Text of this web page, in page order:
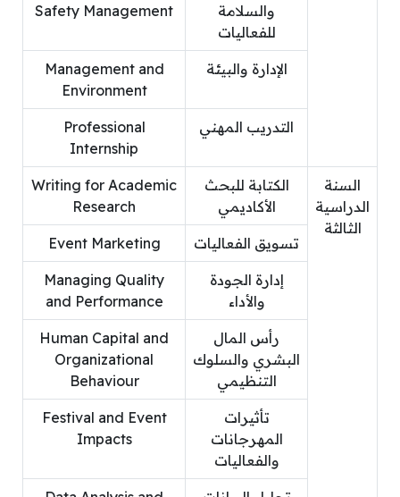
والسلامة
للفعاليات
Safety Management
الإدارة والبيئة
Management and
Environment
التدريب المهني
Professional
Internship
السنة
الدراسية
الثالثة
الكتابة للبحث
الأكاديمي
Writing for Academic
Research
تسويق الفعاليات Event Marketing
إدارة الجودة
والأداء
Managing Quality
and Performance
رأس المال
البشري والسلوك
التنظيمي
Human Capital and
Organizational
Behaviour
تأثيرات
المهرجانات
والفعاليات
Festival and Event
Impacts